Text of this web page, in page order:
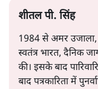
शीतल पी. सिंह
1984 से अमर उजाला,
स्वतंत्र भारत, दैनिक
की। इसके बाद
बाद पत्रकारिता में